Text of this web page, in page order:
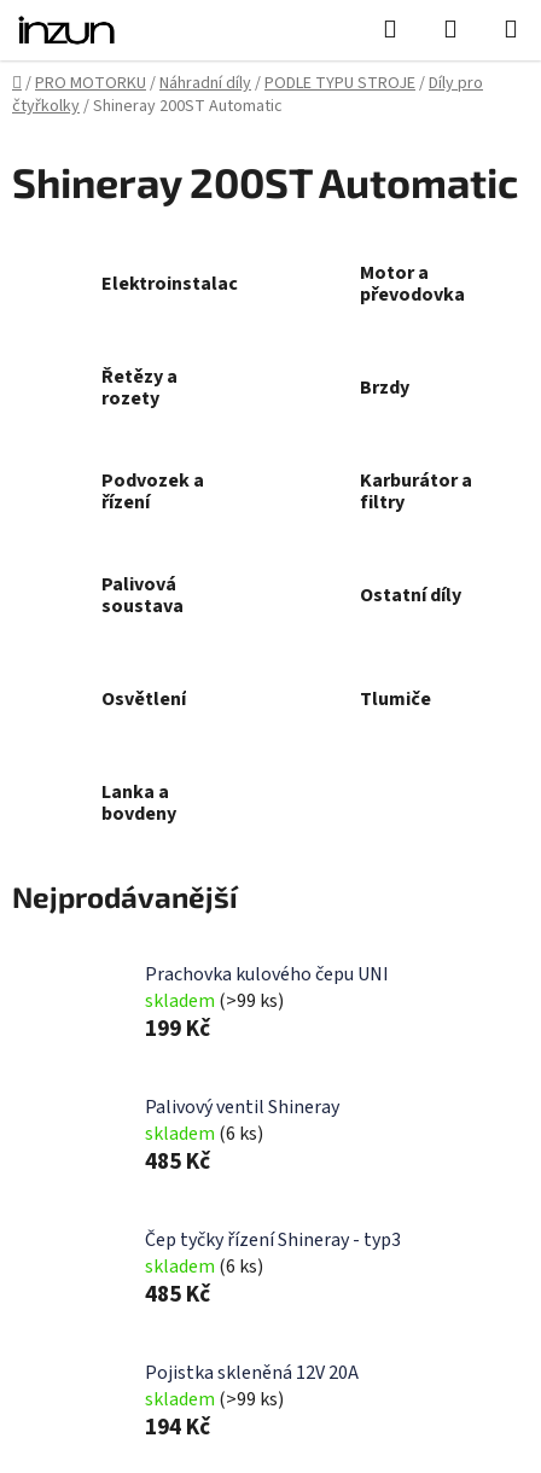
Přejít
obsah
Hledat
KOŠÍK
Domů
/PRO MOTORKU/Náhradní díly/PODLE TYPU STROJE/Díly pro
čtyřkolky/Shineray 200ST Automatic
Shineray 200ST Automatic
Elektroinstalace
Motor a
převodovka
Řetězy a
rozety
Brzdy
Podvozek a
řízení
Karburátor a
filtry
Palivová
soustava
Ostatní díly
Osvětlení Tlumiče
Lanka a
bovdeny
Nejprodávanější
Prachovka kulového čepu UNI
skladem (>99 ks)
199 Kč
Palivový ventil Shineray
skladem (6 ks)
485 Kč
Čep tyčky řízení Shineray - typ3
skladem (6 ks)
485 Kč
Pojistka skleněná 12V 20A
skladem (>99 ks)
194 Kč